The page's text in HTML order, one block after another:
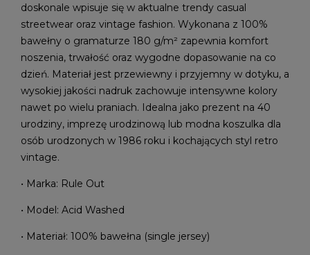
doskonale wpisuje się w aktualne trendy casual
streetwear oraz vintage fashion. Wykonana z 100%
bawełny o gramaturze 180 g/m² zapewnia komfort
noszenia, trwałość oraz wygodne dopasowanie na co
dzień. Materiał jest przewiewny i przyjemny w dotyku, a
wysokiej jakości nadruk zachowuje intensywne kolory
nawet po wielu praniach. Idealna jako prezent na 40
urodziny, imprezę urodzinową lub modna koszulka dla
osób urodzonych w 1986 roku i kochających styl retro
vintage.
• Marka: Rule Out
• Model: Acid Washed
• Materiał: 100% bawełna (single jersey)